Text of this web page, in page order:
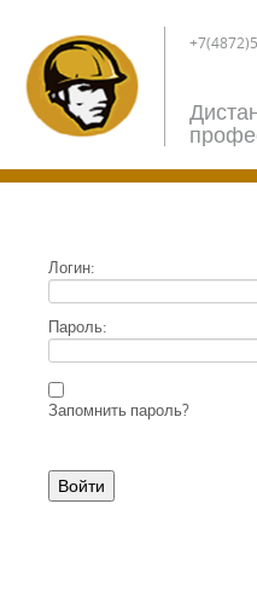
Логин:
Пароль:
Запомнить пароль?